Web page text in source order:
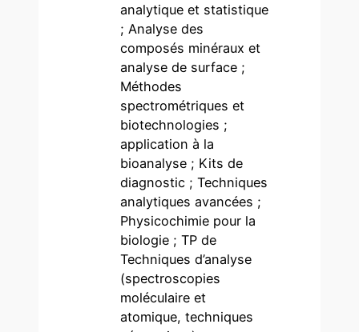
analytique et statistique
; Analyse des
composés minéraux et
analyse de surface ;
Méthodes
spectrométriques et
biotechnologies ;
application à la
bioanalyse ; Kits de
diagnostic ; Techniques
analytiques avancées ;
Physicochimie pour la
biologie ; TP de
Techniques d’analyse
(spectroscopies
moléculaire et
atomique, techniques